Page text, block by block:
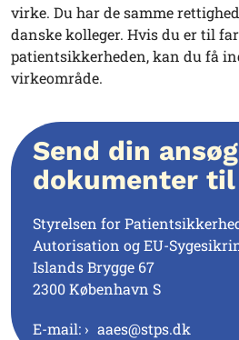
virke. Du har de samme
danske kolleger. Hvis du er til
patientsikkerheden, kan du få
virkeområde.
Send din
dokumenter til
Styrelsen for
Autorisation og EU-
Islands Brygge 67
2300 København S
E-mail: aaes@stps.dk